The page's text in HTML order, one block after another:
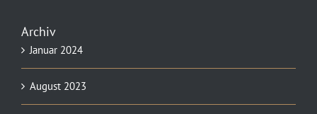
Archiv
Januar 2024
August 2023